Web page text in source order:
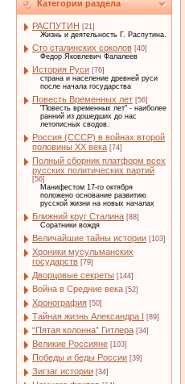
Категории раздела
РАСПУТИН [21]
Жизнь и деятельность Г. Распутина.
Сто сталинских соколов [40]
Федор Яковлевич Фалалеев
История Руси [76]
страна и население древней руси
после начала государства
Повесть Временных лет [56]
"Повесть временных лет" - наиболее
ранний из дошедших до нас
летописных сводов.
Россия (СССР) в войнах второй
половины XX века [74]
Полный сборник платформ всех
русских политических партий
[56]
Манифестом 17-го октября
положено основание развитию
русской жизни на новых началах
Ближний круг Сталина [88]
Соратники вождя
Величайшие тайны истории [103]
Хроники мусульманских
государств [79]
Дворцовые секреты [144]
Война в Средние века [52]
Хронография [50]
Тайная жизнь Александра I [89]
“Пятая колонна” Гитлера [34]
Великие Россияне [103]
Победы и беды России [39]
Зигзаг истории [34]